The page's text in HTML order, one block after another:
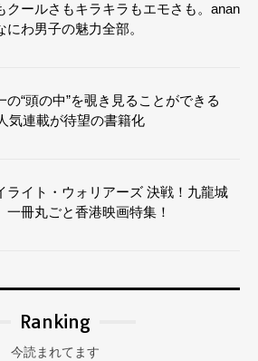
クールさもキラキラもエモさも。anan
にわ男子の魅力全部。
の“頭の中”を覗き見ることができる
気連載が待望の書籍化
ライト・ウォリアーズ 決戦！九龍城
一冊丸ごと香港映画特集！
Ranking
今読まれてます